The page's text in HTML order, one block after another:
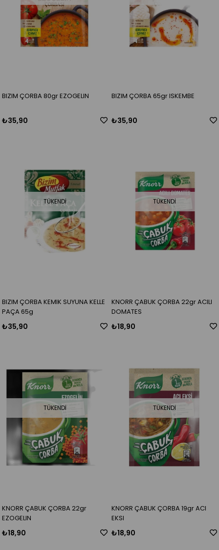
BIZIM ÇORBA 80gr EZOGELIN
₺35,90
BIZIM ÇORBA 65gr ISKEMBE
₺35,90
TÜKENDI
BIZIM ÇORBA KEMIK SUYUNA KELLE
PAÇA 65g
₺35,90
TÜKENDI
KNORR ÇABUK ÇORBA 22gr ACILI
DOMATES
₺18,90
TÜKENDI
KNORR ÇABUK ÇORBA 22gr
EZOGELIN
₺18,90
TÜKENDI
KNORR ÇABUK ÇORBA 19gr ACI
EKSI
₺18,90